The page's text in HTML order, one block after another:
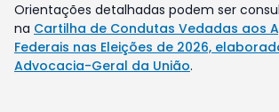
Orientações detalhadas podem ser
na Cartilha de Condutas Vedadas aos
Federais nas Eleições de 2026,
Advocacia-Geral da União.